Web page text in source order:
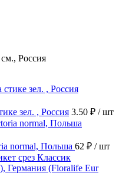
Россия
зел. , Россия 3.50 ₽ / шт
normal, Польша 62 ₽ / шт